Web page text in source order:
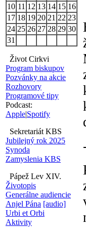
10 11 12 13 14 15 16
17 18 19 20 21 22 23
24 25 26 27 28 29 30
31
Život Cirkvi
Program biskupov
Pozvánky na akcie
Rozhovory
Programové tipy
Podcast:
Apple|Spotify
Sekretariát KBS
Jubilejný rok 2025
Synoda
Zamyslenia KBS
Pápež Lev XIV.
Životopis
Generálne audiencie
Anjel Pána [audio]
Urbi et Orbi
Aktivity